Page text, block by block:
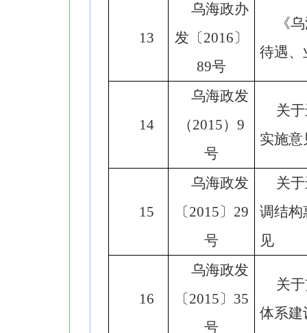
13
乌海政办
发〔2016〕
89号
《
待遇、
14
乌海政发
（2015）9
号
关
实施意
15
乌海政发
〔2015〕29
号
关
调结构
见
16
乌海政发
〔2015〕35
号
关
体系建